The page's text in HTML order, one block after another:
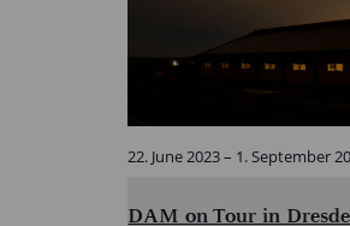
DAM on Tour in
22. June 2023– 1. September